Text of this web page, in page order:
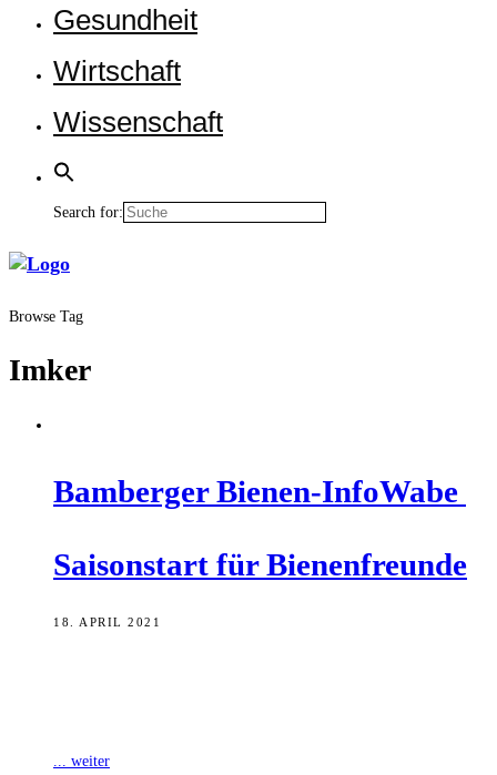
Gesund­heit
Wirt­schaft
Wis­sen­schaft
Search for:
Browse Tag
Imker
Bam­ber­ger Bienen-InfoWabe
Sai­son­start für Bienenfreunde
18. APRIL 2021
... weiter